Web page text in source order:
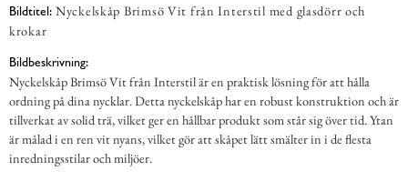
Bildtitel: Nyckelskåp Brimsö Vit från Interstil med glasdörr och
krokar
Bildbeskrivning:
Nyckelskåp Brimsö Vit från Interstil är en praktisk lösning för att hålla
ordning på dina nycklar. Detta nyckelskåp har en robust konstruktion och är
tillverkat av solid trä, vilket ger en hållbar produkt som står sig över tid. Ytan
är målad i en ren vit nyans, vilket gör att skåpet lätt smälter in i de flesta
inredningsstilar och miljöer.